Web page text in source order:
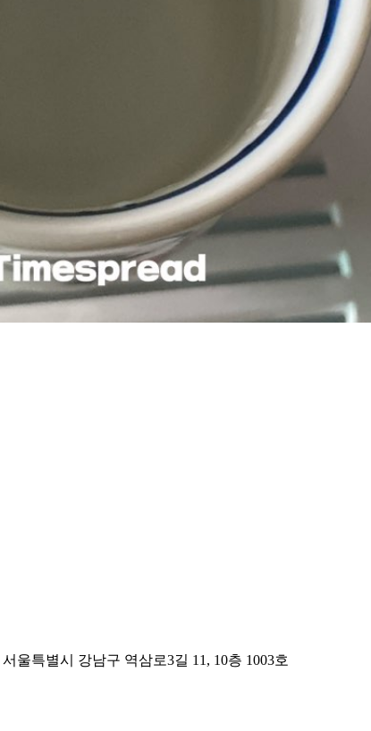
서울특별시 강남구 역삼로3길 11, 10층 1003호